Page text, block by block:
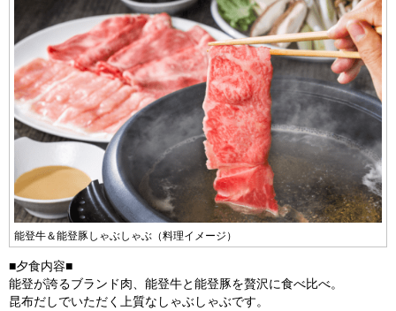
能登牛＆能登豚しゃぶしゃぶ（料理イメージ）
■夕食内容■
能登が誇るブランド肉、能登牛と能登豚を贅沢に食べ比べ。
昆布だしでいただく上質なしゃぶしゃぶです。